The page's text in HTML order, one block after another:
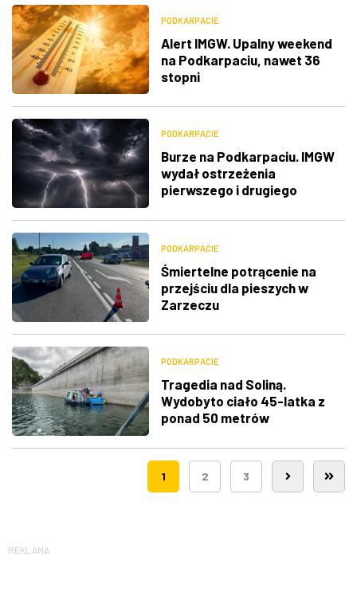
PODKARPACIE
Alert IMGW. Upalny weekend
na Podkarpaciu, nawet 36
stopni
PODKARPACIE
Burze na Podkarpaciu. IMGW
wydał ostrzeżenia
pierwszego i drugiego
PODKARPACIE
Śmiertelne potrącenie na
przejściu dla pieszych w
Zarzeczu
PODKARPACIE
Tragedia nad Soliną.
Wydobyto ciało 45-latka z
ponad 50 metrów
1 2 3
REKLAMA